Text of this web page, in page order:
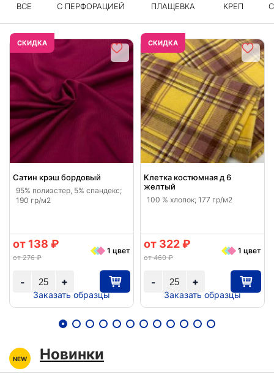
ВСЕ C ПЕРФОРАЦИЕЙ ПЛАЩЕВКА КРЕП
CКИДКА
Сатин крэш бордовый
95% полиэстер, 5% спандекс;
190 гр/м2
+
-
от 138 ₽
от 276 ₽
1 цвет
Заказать образцы
CКИДКА
Клетка костюмная д 6
желтый
100 % хлопок; 177 гр/м2
+
-
от 322 ₽
от 460 ₽
1 цвет
Заказать образцы
Новинки